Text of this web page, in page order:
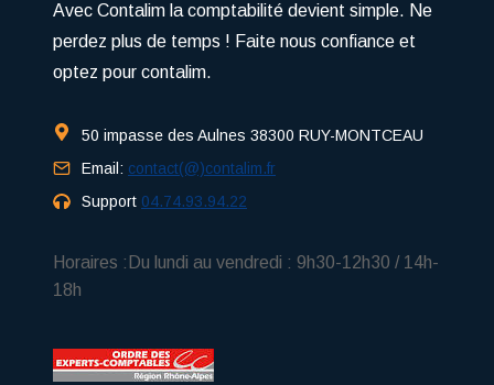
Avec Contalim la comptabilité devient simple. Ne
perdez plus de temps ! Faite nous confiance et
optez pour contalim.
50 impasse des Aulnes 38300 RUY-MONTCEAU
Email: contact(@)contalim.fr
Support 04.74.93.94.22
Horaires :Du lundi au vendredi : 9h30-12h30 / 14h-
18h